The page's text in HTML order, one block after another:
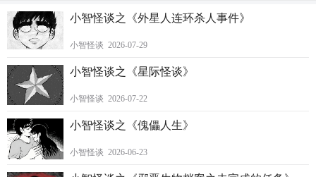
小智怪谈之《外星人连环杀人事件》
小智怪谈 2026-07-29
小智怪谈之《星际怪谈》
小智怪谈 2026-07-22
小智怪谈之《傀儡人生》
小智怪谈 2026-06-23